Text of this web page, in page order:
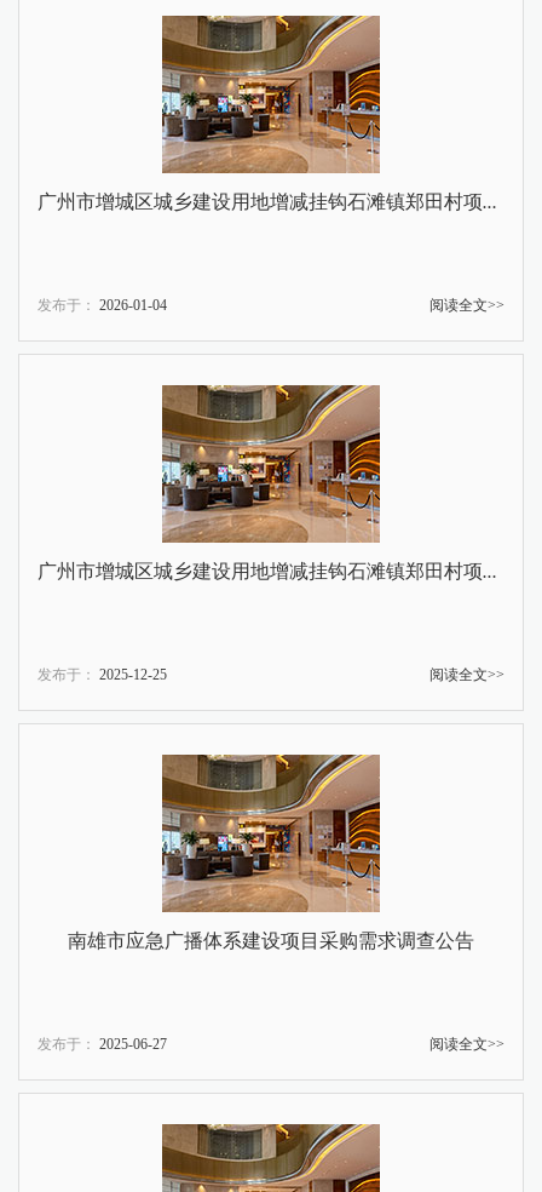
广州市增城区城乡建设用地增减挂钩石滩镇郑田村项目区（全域土地综合整治）拆旧区复垦工程施工
发布于： 2026-01-04 阅读全文>>
广州市增城区城乡建设用地增减挂钩石滩镇郑田村项目区（全域土地综合整治）拆旧区复垦工程施工询价公告
发布于： 2025-12-25 阅读全文>>
南雄市应急广播体系建设项目采购需求调查公告
发布于： 2025-06-27 阅读全文>>